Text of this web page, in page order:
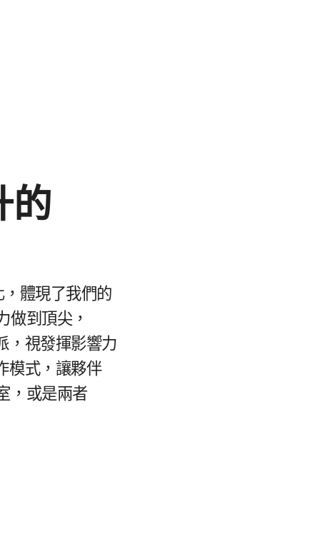
的​
體現​了​我們​的​
到​頂尖，​
，​視發揮​影響力​
模式，​讓​夥伴​
，​或​是​兩​者​